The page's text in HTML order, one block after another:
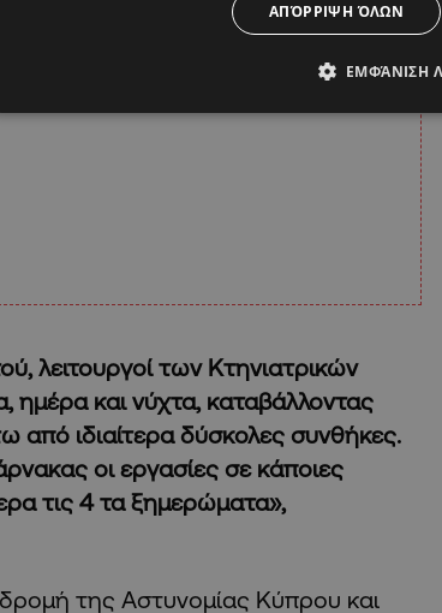
λειτουργοί των Κτηνιατρικών
και νύχτα, καταβάλλοντας
ιδιαίτερα δύσκολες συνθήκες.
οι εργασίες σε κάποιες
τις 4 τα ξημερώματα»,
της Αστυνομίας Κύπρου και
ΑΠΌΡΡΙΨΗ ΌΛΩΝ
ΕΜΦΆΝΙΣΗ